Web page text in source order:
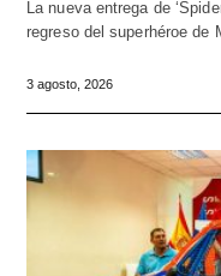
La nueva entrega de
regreso del superhéroe de
3 agosto, 2026